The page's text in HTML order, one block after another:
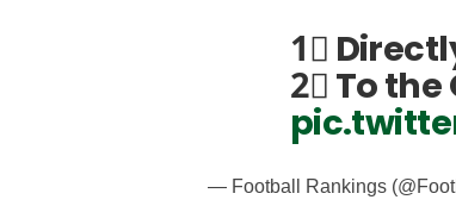
1⃣
2⃣ To
— Football Rankings